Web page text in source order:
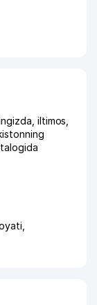
iltimos,